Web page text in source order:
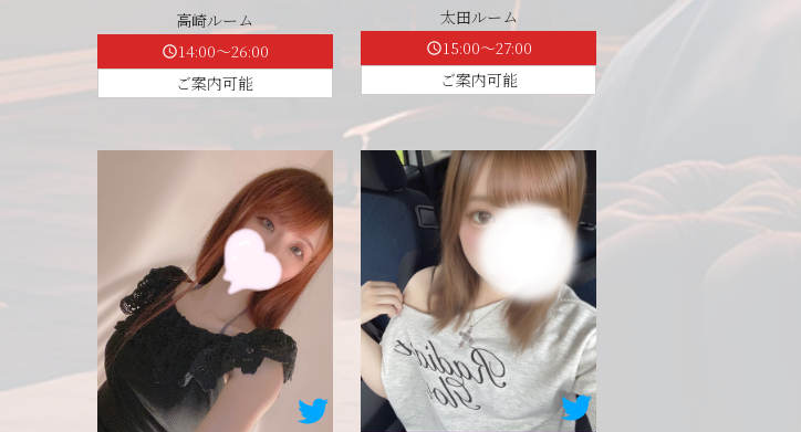
高崎ルーム
schedule14:00～26:00
ご案内可能
太田ルーム
schedule15:00～27:00
ご案内可能